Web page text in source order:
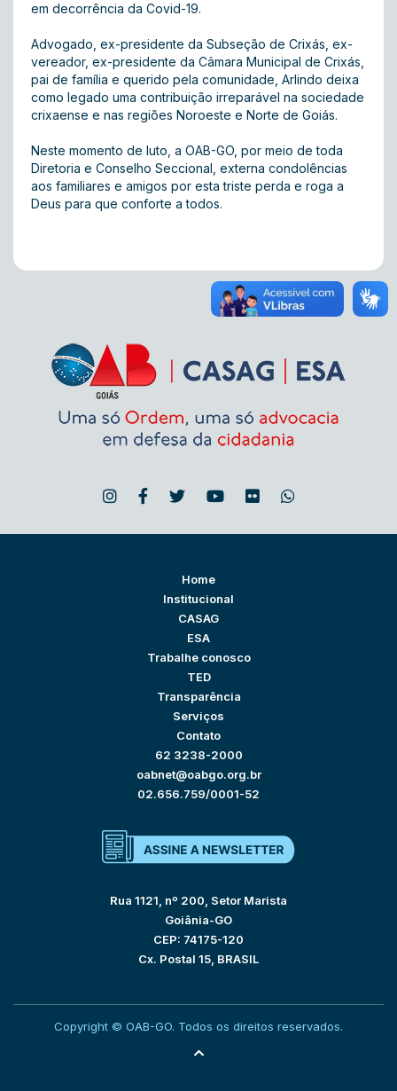
em decorrência da Covid-19.
Advogado, ex-presidente da Subseção de Crixás, ex-
vereador, ex-presidente da Câmara Municipal de Crixás,
pai de família e querido pela comunidade, Arlindo deixa
como legado uma contribuição irreparável na sociedade
crixaense e nas regiões Noroeste e Norte de Goiás.
Neste momento de luto, a OAB-GO, por meio de toda
Diretoria e Conselho Seccional, externa condolências
aos familiares e amigos por esta triste perda e roga a
Deus para que conforte a todos.
Home
Institucional
CASAG
ESA
Trabalhe conosco
TED
Transparência
Serviços
Contato
62 3238-2000
oabnet@oabgo.org.br
02.656.759/0001-52
Rua 1121, nº 200, Setor Marista
Goiânia-GO
CEP: 74175-120
Cx. Postal 15, BRASIL
Copyright © OAB-GO. Todos os direitos reservados.